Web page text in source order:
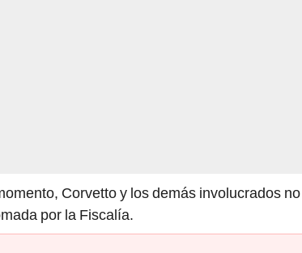
Corvetto y los demás involucrados
por la Fiscalía.